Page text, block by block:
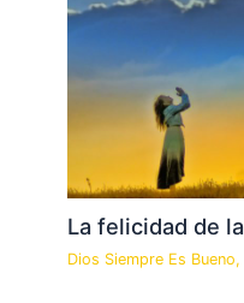
La felicidad de
Dios Siempre Es Bueno,